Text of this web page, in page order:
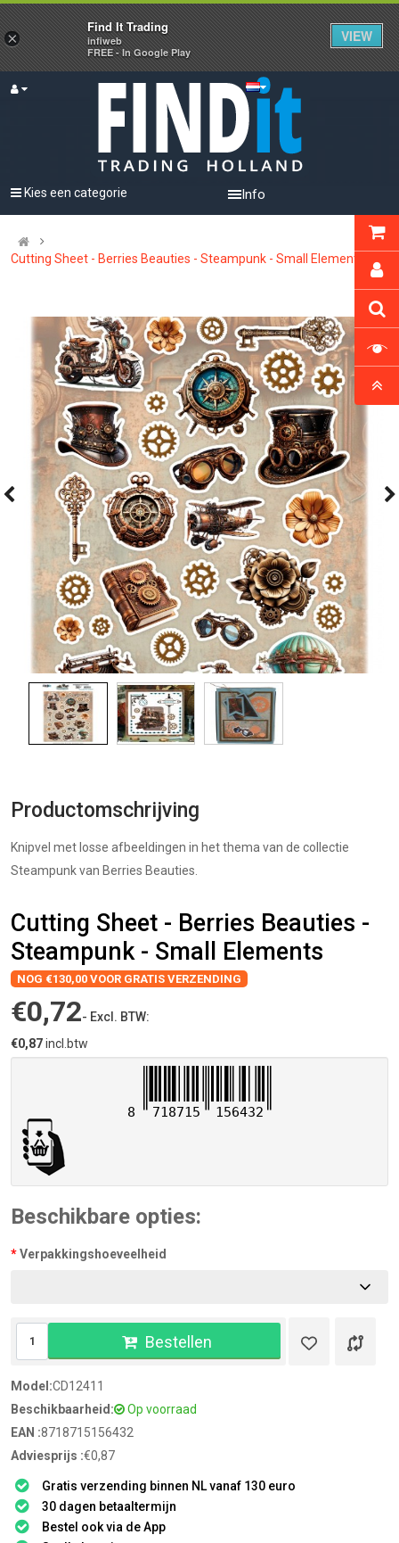
Info
Kies een categorie
Cutting Sheet - Berries Beauties - Steampunk - Small Elements
Productomschrijving
Knipvel met losse afbeeldingen in het thema van de collectie
Steampunk van Berries Beauties.
Cutting Sheet - Berries Beauties -
Steampunk - Small Elements
NOG €130,00 VOOR GRATIS VERZENDING
€0,72- Excl. BTW:
€0,87incl.btw
8 718715 156432
Beschikbare opties:
Verpakkingshoeveelheid
Bestellen
Model:CD12411
Beschikbaarheid:
Op voorraad
EAN :8718715156432
Adviesprijs :€0,87
Gratis verzending binnen NL vanaf 130 euro
30 dagen betaaltermijn
Bestel ook via de App
×
Find It Trading
infiweb
FREE - In Google Play
VIEW